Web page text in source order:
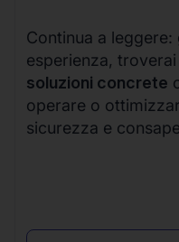
Continua a
esperienza, troverai
soluzioni concrete
operare o
sicurezza e